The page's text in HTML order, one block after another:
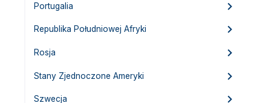
Portugalia
Republika Południowej Afryki
Rosja
Stany Zjednoczone Ameryki
Szwecja